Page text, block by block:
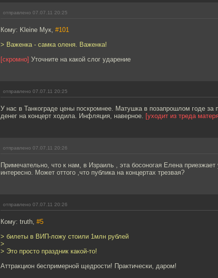
отправлено 07.07.11 20:25
Кому: Kleine Мук, #101
> Важенка - самка оленя. Важенка!
[скромно] Уточните на какой слог ударение
отправлено 07.07.11 20:25
У нас в Танкограде цены поскромнее. Матушка в позапрошлом годе за
денег на концерт ходила. Инфляция, наверное. [уходит из треда
отправлено 07.07.11 20:26
Примечательно, что к нам, в Израиль , эта босоногая Елена
интересно. Может оттого ,что публика на концертах трезвая?
отправлено 07.07.11 20:26
Кому: truth, #5
> билеты в ВИП-ложу стоили 1млн рублей
>
> Это просто праздник какой-то!
Аттракцион беспримерной щедрости! Практически, даром!